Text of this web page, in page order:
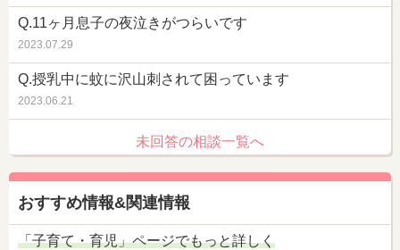
Q.11ヶ月息子の夜泣きがつらいです
2023.07.29
Q.授乳中に蚊に沢山刺されて困っています
2023.06.21
未回答の相談一覧へ
おすすめ情報&関連情報
「子育て・育児」ページでもっと詳しく